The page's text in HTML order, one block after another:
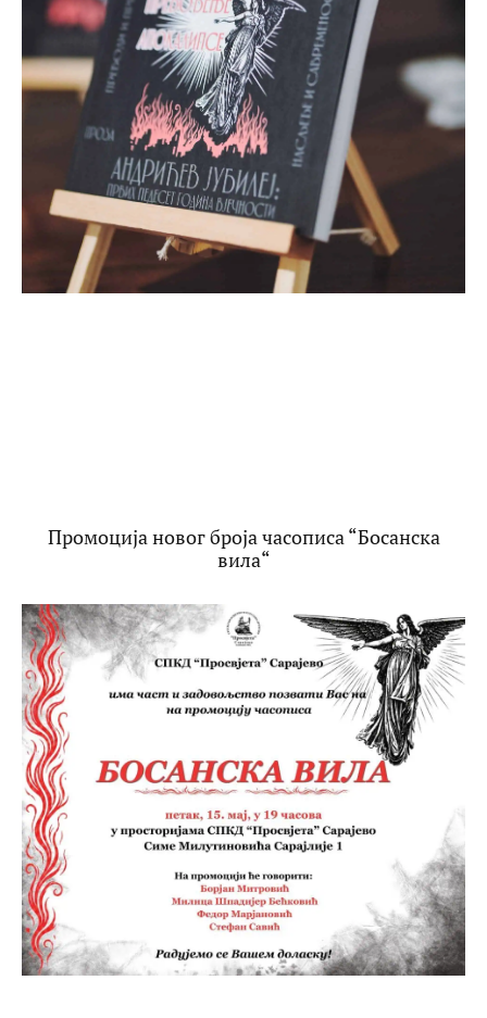
Промоција новог броја часописа “Босанска
вила“